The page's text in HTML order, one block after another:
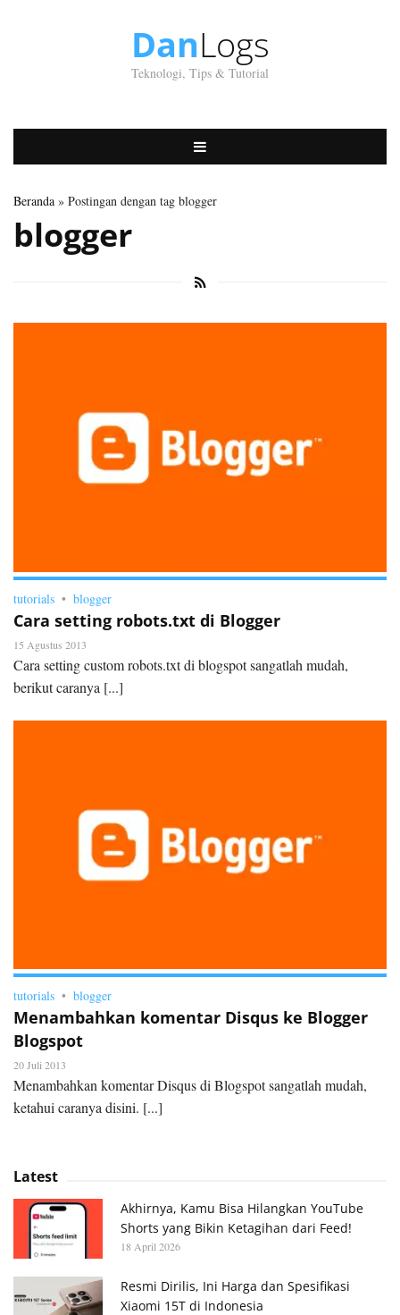
DanLogs
Teknologi, Tips & Tutorial
Beranda » Postingan dengan tag blogger
blogger
tutorials blogger
Cara setting robots.txt di Blogger
15 Agustus 2013
Cara setting custom robots.txt di blogspot sangatlah mudah,
berikut caranya [...]
tutorials blogger
Menambahkan komentar Disqus ke Blogger
Blogspot
20 Juli 2013
Menambahkan komentar Disqus di Blogspot sangatlah mudah,
ketahui caranya disini. [...]
Latest
Akhirnya, Kamu Bisa Hilangkan YouTube
Shorts yang Bikin Ketagihan dari Feed!
18 April 2026
Resmi Dirilis, Ini Harga dan Spesifikasi
Xiaomi 15T di Indonesia